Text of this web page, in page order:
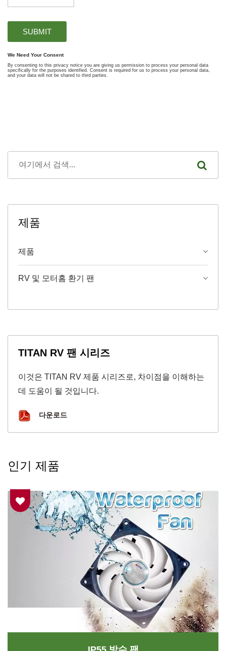
제품
제품
RV 및 모터홈 환기 팬
TITAN RV 팬 시리즈
이것은 TITAN RV 제품 시리즈로, 차이점을 이해하는
데 도움이 될 것입니다.
다운로드
인기 제품